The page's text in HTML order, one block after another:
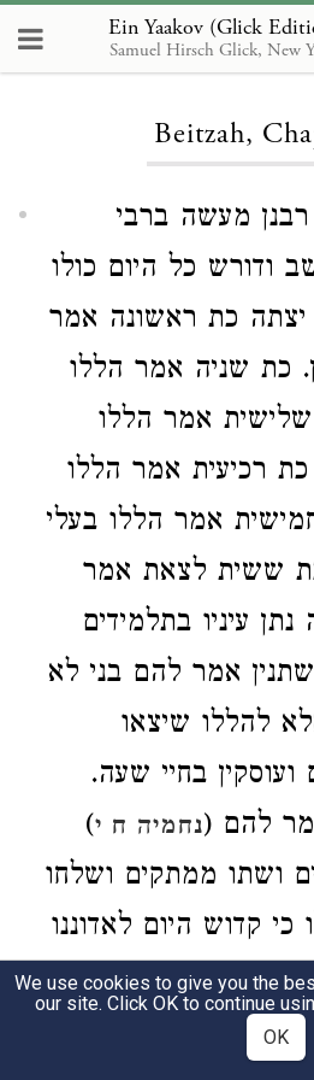
Ein Yaakov (Glick
Samuel Hirsch Glick, New
Loading...
Beitzah,
מעשה ברבי
ודורש כל היום כולו
יצתה כת ראשונה אמר
כת שניה אמר הללו
אמר הללו
כת רכיעית אמר הללו
אמר הללו בעלי
ששית לצאת אמר
עיניו בתלמידים
אמר להם בני לא
להללו שיצאו
ועוסקין בחיי שעה.
להם (נחמיה ח י)
ושתו ממתקים ושלחו
כי קדוש היום לאדוננו
ה׳ היא מעוזכם:
(Fol. 15b) Our Rabbis
We use cookies to give you the
our site. Click OK to continue
OK